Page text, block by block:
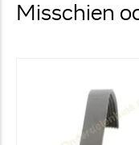
Misschien